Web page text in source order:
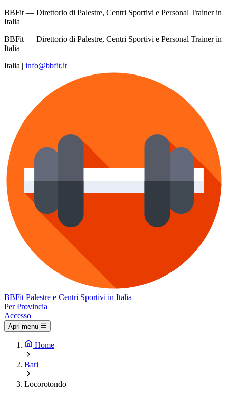
BBFit — Direttorio di Palestre, Centri Sportivi e Personal Trainer in
Italia
BBFit — Direttorio di Palestre, Centri Sportivi e Personal Trainer in
Italia
Italia | info@bbfit.it
BBFit Palestre e Centri Sportivi in Italia
Per Provincia
Accesso
Apri menu
Home
Bari
Locorotondo